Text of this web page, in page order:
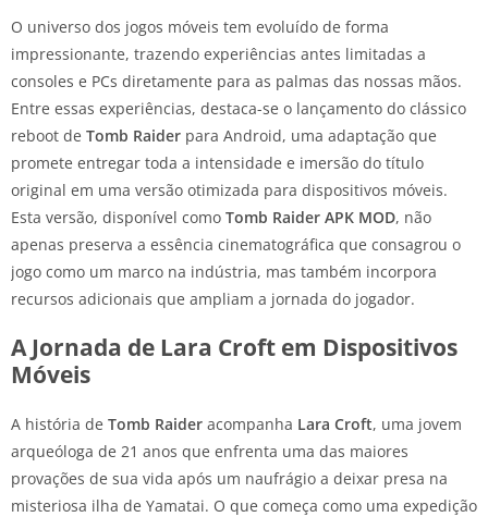
O universo dos jogos móveis tem evoluído de forma
impressionante, trazendo experiências antes limitadas a
consoles e PCs diretamente para as palmas das nossas mãos.
Entre essas experiências, destaca-se o lançamento do clássico
reboot de Tomb Raider para Android, uma adaptação que
promete entregar toda a intensidade e imersão do título
original em uma versão otimizada para dispositivos móveis.
Esta versão, disponível como Tomb Raider APK MOD, não
apenas preserva a essência cinematográfica que consagrou o
jogo como um marco na indústria, mas também incorpora
recursos adicionais que ampliam a jornada do jogador.
A Jornada de Lara Croft em Dispositivos
Móveis
A história de Tomb Raider acompanha Lara Croft, uma jovem
arqueóloga de 21 anos que enfrenta uma das maiores
provações de sua vida após um naufrágio a deixar presa na
misteriosa ilha de Yamatai. O que começa como uma expedição